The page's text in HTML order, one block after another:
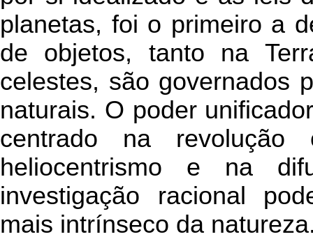
planetas, foi o primeiro a
de objetos, tanto na
celestes, são governados
naturais. O poder
centrado na
heliocentrismo e na
investigação racional
mais intrínseco da